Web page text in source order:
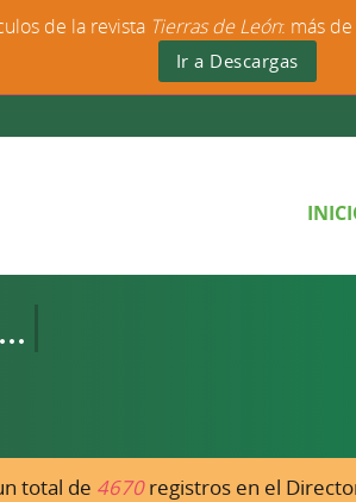
total de 4670registros en el
de la revista Tierras de León: más
Ir a Descargas